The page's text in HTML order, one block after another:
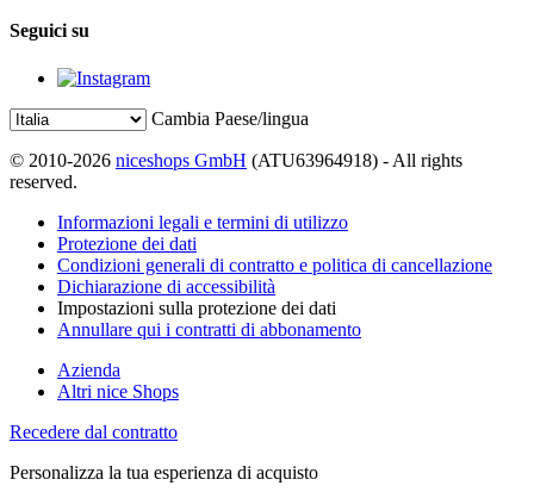
Seguici su
Cambia Paese/lingua
© 2010-2026 niceshops GmbH (ATU63964918) - All rights
reserved.
Informazioni legali e termini di utilizzo
Protezione dei dati
Condizioni generali di contratto e politica di cancellazione
Dichiarazione di accessibilità
Impostazioni sulla protezione dei dati
Annullare qui i contratti di abbonamento
Azienda
Altri nice Shops
Recedere dal contratto
Personalizza la tua esperienza di acquisto